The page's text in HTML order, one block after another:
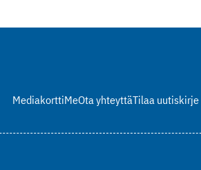
MediakorttiMeOta yhteyttäTilaa uutiskirje